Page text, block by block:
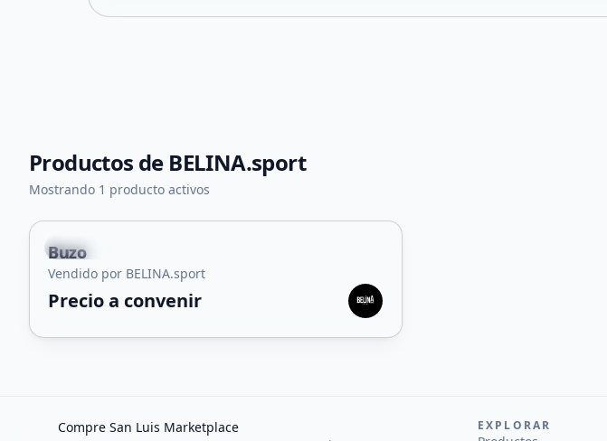
Productos de BELINA.sport
Mostrando 1 producto activos
Capital
Buzo
Vendido por BELINA.sport
Precio a convenir
Compre San Luis Marketplace
EXPLORAR